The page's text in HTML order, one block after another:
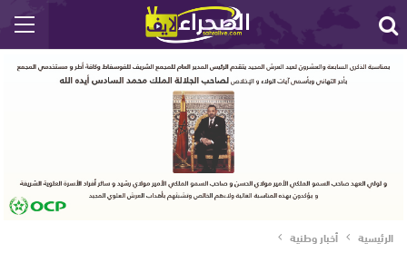
الرئيسية أخبار وطنية